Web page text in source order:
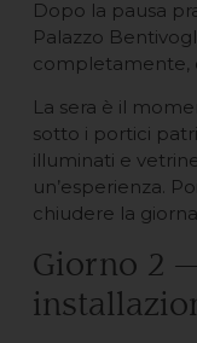
Dopo la pausa
Palazzo
completamente,
La sera è il
sotto i portici
illuminati e
un’esperienza.
chiudere la
Giorno 2